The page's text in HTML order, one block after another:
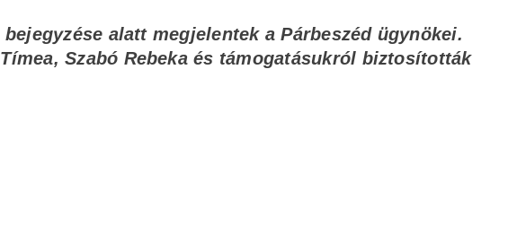
alatt megjelentek a Párbeszéd ügynökei.
Szabó Rebeka és támogatásukról biztosították